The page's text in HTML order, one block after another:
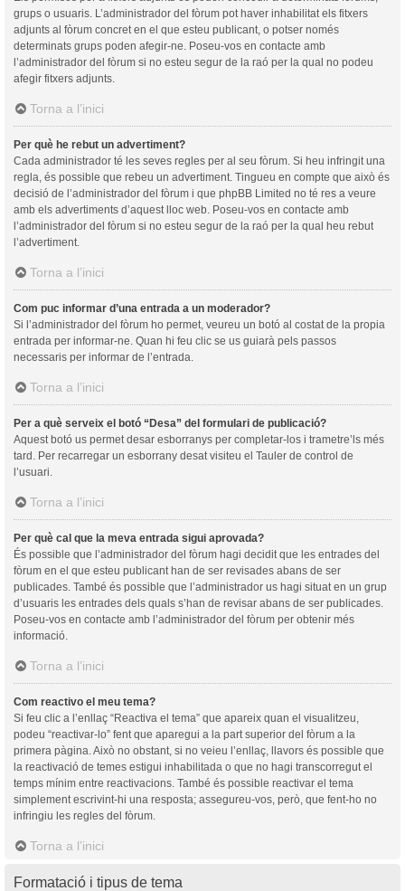
grups o usuaris. L’administrador del fòrum pot haver inhabilitat els fitxers
adjunts al fòrum concret en el que esteu publicant, o potser només
determinats grups poden afegir-ne. Poseu-vos en contacte amb
l’administrador del fòrum si no esteu segur de la raó per la qual no podeu
afegir fitxers adjunts.
Torna a l’inici
Per què he rebut un advertiment?
Cada administrador té les seves regles per al seu fòrum. Si heu infringit una
regla, és possible que rebeu un advertiment. Tingueu en compte que això és
decisió de l’administrador del fòrum i que phpBB Limited no té res a veure
amb els advertiments d’aquest lloc web. Poseu-vos en contacte amb
l’administrador del fòrum si no esteu segur de la raó per la qual heu rebut
l’advertiment.
Torna a l’inici
Com puc informar d’una entrada a un moderador?
Si l’administrador del fòrum ho permet, veureu un botó al costat de la propia
entrada per informar-ne. Quan hi feu clic se us guiarà pels passos
necessaris per informar de l’entrada.
Torna a l’inici
Per a què serveix el botó “Desa” del formulari de publicació?
Aquest botó us permet desar esborranys per completar-los i trametre’ls més
tard. Per recarregar un esborrany desat visiteu el Tauler de control de
l’usuari.
Torna a l’inici
Per què cal que la meva entrada sigui aprovada?
És possible que l’administrador del fòrum hagi decidit que les entrades del
fòrum en el que esteu publicant han de ser revisades abans de ser
publicades. També és possible que l’administrador us hagi situat en un grup
d’usuaris les entrades dels quals s’han de revisar abans de ser publicades.
Poseu-vos en contacte amb l’administrador del fòrum per obtenir més
informació.
Torna a l’inici
Com reactivo el meu tema?
Si feu clic a l’enllaç “Reactiva el tema” que apareix quan el visualitzeu,
podeu “reactivar-lo” fent que aparegui a la part superior del fòrum a la
primera pàgina. Això no obstant, si no veieu l’enllaç, llavors és possible que
la reactivació de temes estigui inhabilitada o que no hagi transcorregut el
temps mínim entre reactivacions. També és possible reactivar el tema
simplement escrivint-hi una resposta; assegureu-vos, però, que fent-ho no
infringiu les regles del fòrum.
Torna a l’inici
Formatació i tipus de tema